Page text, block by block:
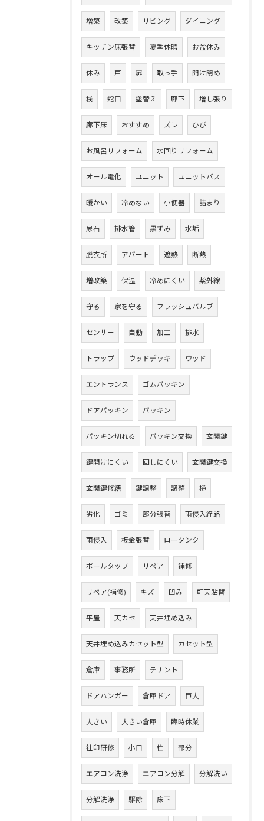
増築 改築 リビング ダイニング
キッチン床張替 夏季休暇 お盆休み
休み 戸 扉 取っ手 開け閉め
桟 蛇口 塗替え 廊下 増し張り
廊下床 おすすめ ズレ ひび
お風呂リフォーム 水回りリフォーム
オール電化 ユニット ユニットバス
暖かい 冷めない 小便器 詰まり
尿石 排水管 黒ずみ 水垢
脱衣所 アパート 遮熱 断熱
増改築 保温 冷めにくい 紫外線
守る 家を守る フラッシュバルブ
センサー 自動 加工 排水
トラップ ウッドデッキ ウッド
エントランス ゴムパッキン
ドアパッキン パッキン
パッキン切れる パッキン交換 玄関鍵
鍵開けにくい 回しにくい 玄関鍵交換
玄関鍵修繕 鍵調整 調整 樋
劣化 ゴミ 部分張替 雨侵入経路
雨侵入 板金張替 ロータンク
ボールタップ リペア 補修
リペア(補修) キズ 凹み 軒天貼替
平屋 天カセ 天井埋め込み
天井埋め込みカセット型 カセット型
倉庫 事務所 テナント
ドアハンガー 倉庫ドア 巨大
大きい 大きい倉庫 臨時休業
社印研修 小口 柱 部分
エアコン洗浄 エアコン分解 分解洗い
分解洗浄 駆除 床下